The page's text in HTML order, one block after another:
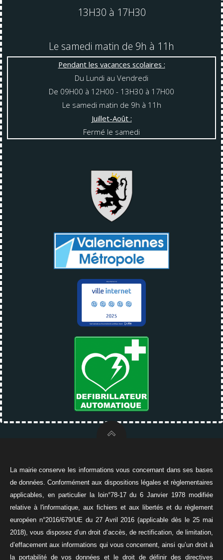
13H30 à 17H30
Le samedi matin de 9h à 11h
Pendant les vacances scolaires :
Du Lundi au Vendredi
De 09H00 à 12H00 - 13H30 à 17H00
Le samedi matin de 9h à 11h
Juillet-Août :
Fermé le samedi
La mairie conserve les informations vous concernant dans ses bases
de données. Conformément aux dispositions légales et règlementaires
applicables, en particulier la loin°78-17 du 6 Janvier 1978 modifiée
relative à l'informatique, aux fichiers et aux libertés et du règlement
européen n°2016/679/UE du 27 Avril 2016 (applicable dès le 25 mai
2018), vous disposez d’un droit d’accès, de rectification, de limitation,
d’effacement aux informations qui vous concernent, ainsi qu’un droit à
la portabilité de vos données et le droit de définir des directives